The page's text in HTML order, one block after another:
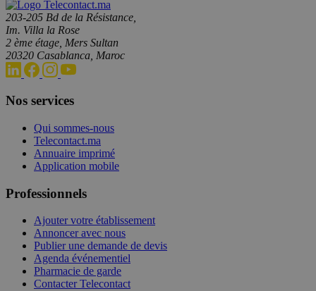
203-205 Bd de la Résistance,
Im. Villa la Rose
2 ème étage, Mers Sultan
20320 Casablanca, Maroc
Nos services
Qui sommes-nous
Telecontact.ma
Annuaire imprimé
Application mobile
Professionnels
Ajouter votre établissement
Annoncer avec nous
Publier une demande de devis
Agenda événementiel
Pharmacie de garde
Contacter Telecontact